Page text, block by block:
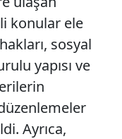
konular ele
sosyal
yapısı ve
Ayrıca,